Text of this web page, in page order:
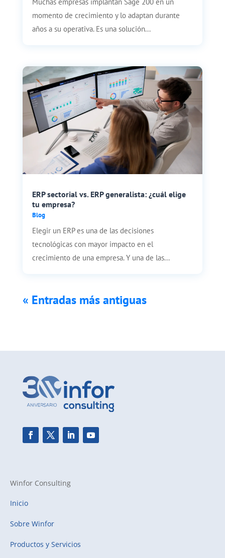
momento de crecimiento y lo adaptan durante
años a su operativa. Es una solución...
ERP sectorial vs. ERP generalista: ¿cuál elige
tu empresa?
Blog
Elegir un ERP es una de las decisiones
tecnológicas con mayor impacto en el
crecimiento de una empresa. Y una de las...
« Entradas más antiguas
Winfor Consulting
Inicio
Sobre Winfor
Productos y Servicios